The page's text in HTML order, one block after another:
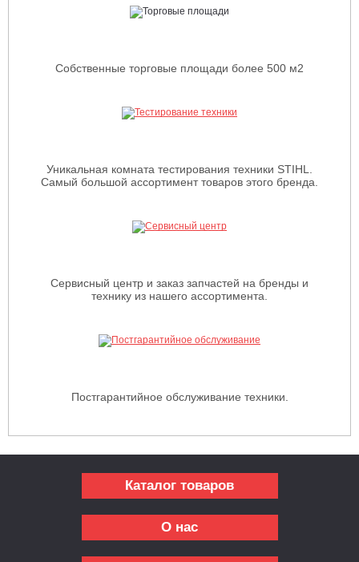
Собственные торговые площади более 500 м2
Уникальная комната тестирования техники STIHL.
Самый большой ассортимент товаров этого бренда.
Сервисный центр и заказ запчастей на бренды и
технику из нашего ассортимента.
Постгарантийное обслуживание техники.
Каталог товаров
О нас